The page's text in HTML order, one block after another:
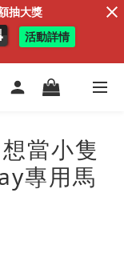
當小隻
專用馬
抽大獎
活動詳情